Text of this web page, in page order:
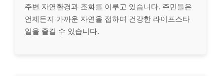
주변 자연환경과 조화를 이루고 있습니다. 주민들은
언제든지 가까운 자연을 접하며 건강한 라이프스타
일을 즐길 수 있습니다.